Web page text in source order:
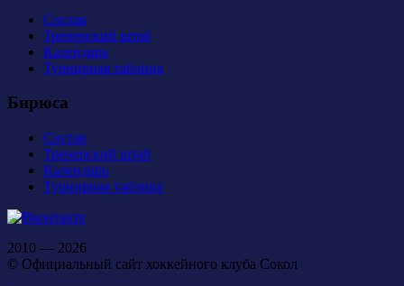
Состав
Тренерский штаб
Календарь
Турнирная таблица
Бирюса
Состав
Тренерский штаб
Календарь
Турнирная таблица
2010 — 2026
© Официальный сайт хоккейного клуба Сокол